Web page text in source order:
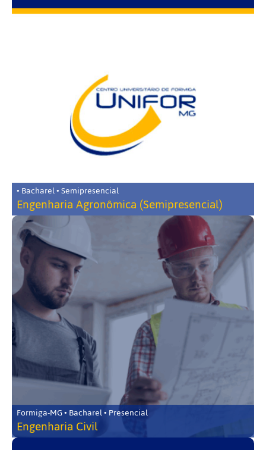
• Bacharel • Semipresencial
Engenharia Agronômica (Semipresencial)
Formiga-MG • Bacharel • Presencial
Engenharia Civil